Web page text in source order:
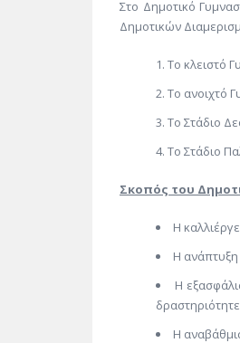
Στο Δημοτικό
Δημοτικών
Το κλειστό
Το ανοιχτό
Το Στάδιο
Το Στάδιο
Σκοπός του
Η
Η ανάπτυξη
Η
Η